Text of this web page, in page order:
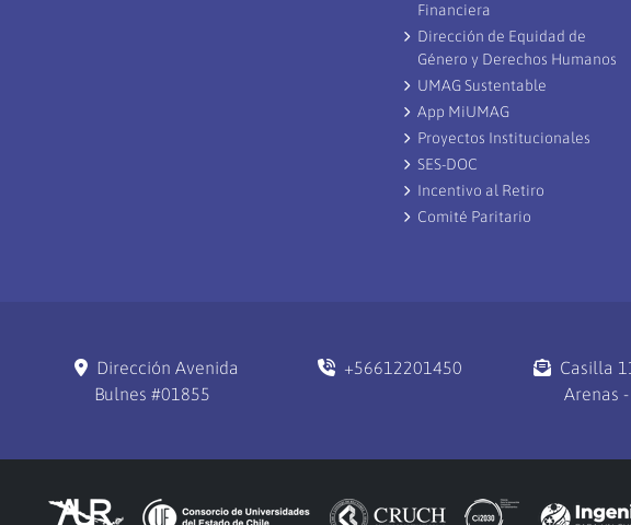
Financiera
Dirección de Equidad de
Género y Derechos Humanos
UMAG Sustentable
App MiUMAG
Proyectos Institucionales
SES-DOC
Incentivo al Retiro
Comité Paritario
Dirección Avenida
Bulnes #01855
+56612201450
Casilla
Arenas